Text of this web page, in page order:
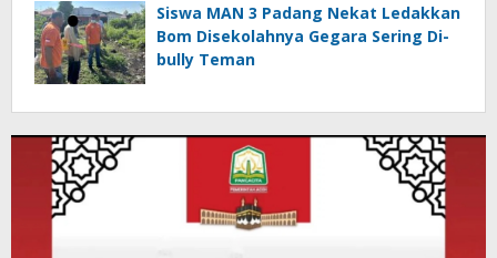
Siswa MAN 3 Padang Nekat Ledakkan
Bom Disekolahnya Gegara Sering Di-
bully Teman